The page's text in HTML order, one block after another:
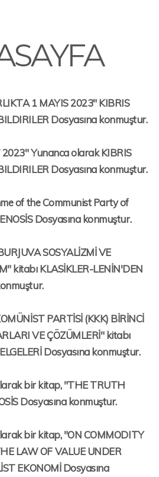
1 MAYIS 2023" KIBRIS
Dosyasına konmuştur.
Yunanca olarak KIBRIS
Dosyasına konmuştur.
of the Communist Party of
Dosyasına konmuştur.
SOSYALİZMİ VE
kitabı KLASİKLER-LENİN'DEN
PARTİSİ (KKK) BİRİNCİ
VE ÇÖZÜMLERİ" kitabı
Dosyasına konmuştur.
bir kitap, "THE TRUTH
Dosyasına konmuştur.
bir kitap, "ON COMMODITY
LAW OF VALUE UNDER
EKONOMİ Dosyasına